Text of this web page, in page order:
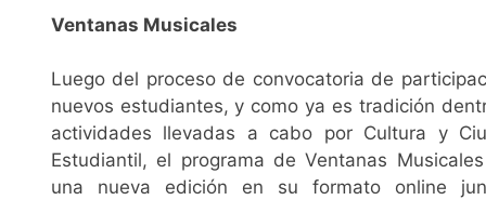
Ventanas Musicales
Luego del proceso de convocatoria de
nuevos estudiantes, y como ya es tradición
actividades llevadas a cabo por Cultura y
Estudiantil, el programa de Ventanas
una nueva edición en su formato online